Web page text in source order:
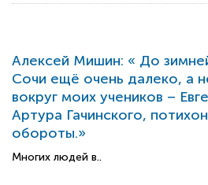
Алексей Мишин: « До
Сочи ещё очень далеко, а
вокруг моих учеников –
Артура Гачинского,
обороты.»
Многих людей в..